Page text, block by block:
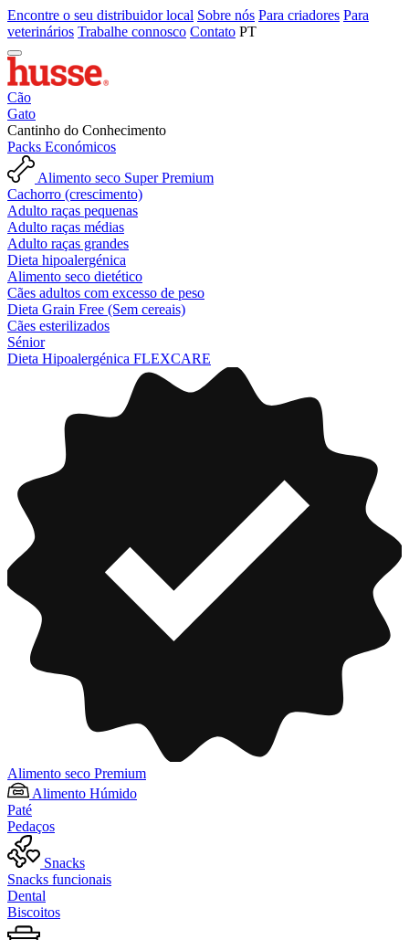
Encontre o seu distribuidor local Sobre nós Para criadores Para
veterinários Trabalhe connosco Contato PT
Cão
Gato
Cantinho do Conhecimento
Packs Económicos
Alimento seco Super Premium
Cachorro (crescimento)
Adulto raças pequenas
Adulto raças médias
Adulto raças grandes
Dieta hipoalergénica
Alimento seco dietético
Cães adultos com excesso de peso
Dieta Grain Free (Sem cereais)
Cães esterilizados
Sénior
Dieta Hipoalergénica FLEXCARE
Alimento seco Premium
Alimento Húmido
Paté
Pedaços
Snacks
Snacks funcionais
Dental
Biscoitos